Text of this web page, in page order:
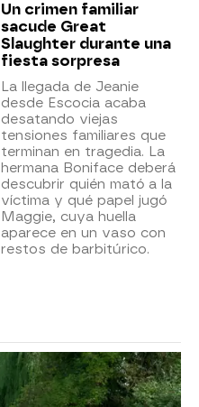
Un crimen familiar
sacude Great
Slaughter durante una
fiesta sorpresa
La llegada de Jeanie
desde Escocia acaba
desatando viejas
tensiones familiares que
terminan en tragedia. La
hermana Boniface deberá
descubrir quién mató a la
víctima y qué papel jugó
Maggie, cuya huella
aparece en un vaso con
restos de barbitúrico.